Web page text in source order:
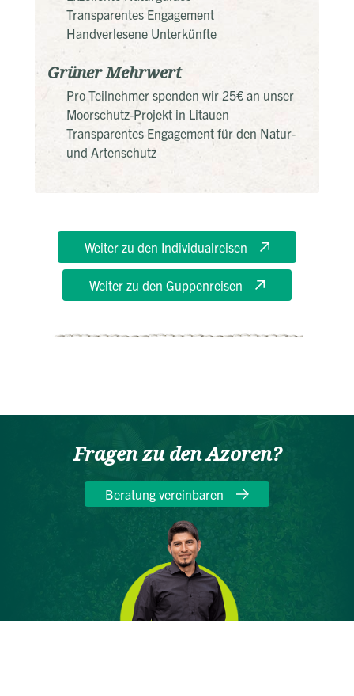
Transparentes Engagement
Handverlesene Unterkünfte
Grüner Mehrwert
Pro Teilnehmer spenden wir 25€ an unser
Moorschutz-Projekt in Litauen
Transparentes Engagement für den Natur-
und Artenschutz
Weiter zu den Individualreisen
Weiter zu den Guppenreisen
Fragen zu den Azoren?
Beratung vereinbaren